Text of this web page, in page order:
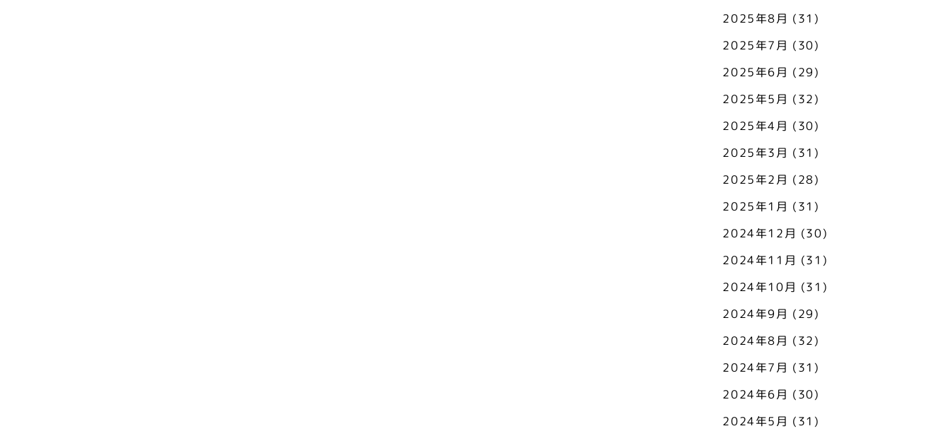
2025年8月 (31)
2025年7月 (30)
2025年6月 (29)
2025年5月 (32)
2025年4月 (30)
2025年3月 (31)
2025年2月 (28)
2025年1月 (31)
2024年12月 (30)
2024年11月 (31)
2024年10月 (31)
2024年9月 (29)
2024年8月 (32)
2024年7月 (31)
2024年6月 (30)
2024年5月 (31)